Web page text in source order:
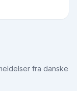
fra danske